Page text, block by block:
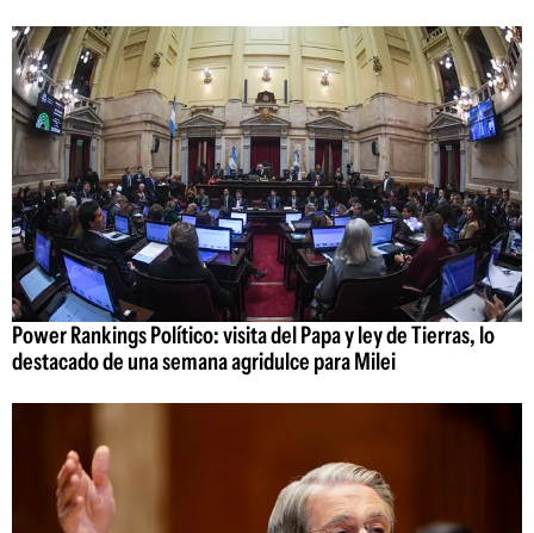
Power Rankings Político: visita del Papa y ley de Tierras, lo
destacado de una semana agridulce para Milei